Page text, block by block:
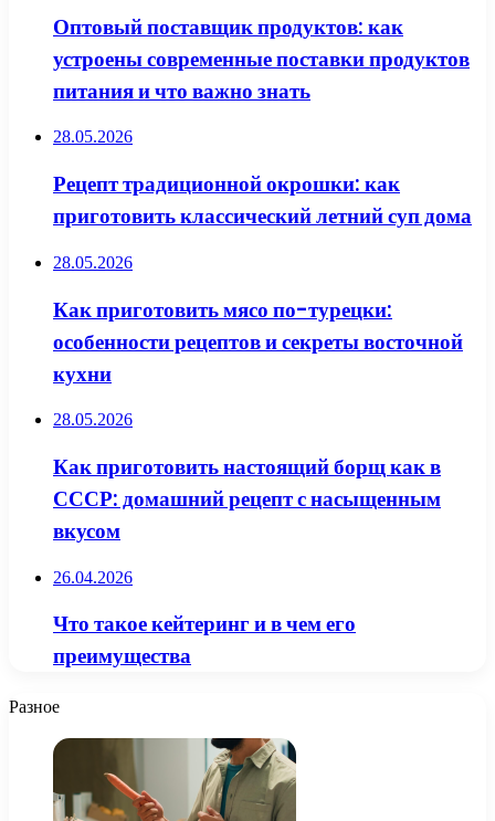
Оптовый поставщик продуктов: как
устроены современные поставки продуктов
питания и что важно знать
28.05.2026
Рецепт традиционной окрошки: как
приготовить классический летний суп дома
28.05.2026
Как приготовить мясо по-турецки:
особенности рецептов и секреты восточной
кухни
28.05.2026
Как приготовить настоящий борщ как в
СССР: домашний рецепт с насыщенным
вкусом
26.04.2026
Что такое кейтеринг и в чем его
преимущества
Разное